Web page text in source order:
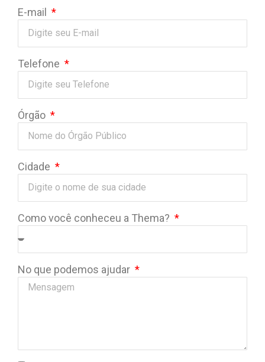
E-mail
Telefone
Órgão
Cidade
Como você conheceu a Thema?
No que podemos ajudar